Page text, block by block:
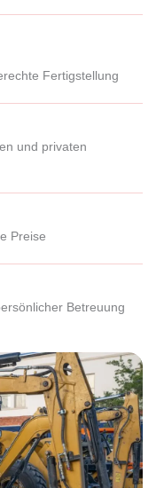
Fertigstellung
und privaten
Preise
Betreuung